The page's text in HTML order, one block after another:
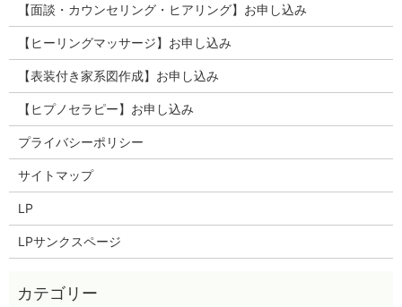
【面談・カウンセリング・ヒアリング】お申し込み
【ヒーリングマッサージ】お申し込み
【表装付き家系図作成】お申し込み
【ヒプノセラピー】お申し込み
プライバシーポリシー
サイトマップ
LP
LPサンクスページ